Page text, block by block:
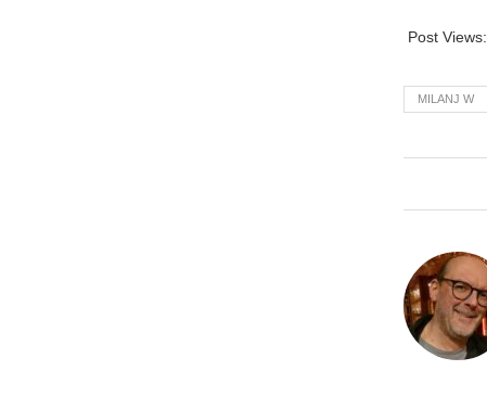
Post Views:
MILANJ W